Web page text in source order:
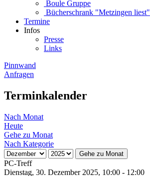
Boule Gruppe
Bücherschrank "Metzingen liest"
Termine
Infos
Presse
Links
Pinnwand
Anfragen
Terminkalender
Nach Monat
Heute
Gehe zu Monat
Nach Kategorie
Gehe zu Monat
PC-Treff
Dienstag, 30. Dezember 2025, 10:00 - 12:00